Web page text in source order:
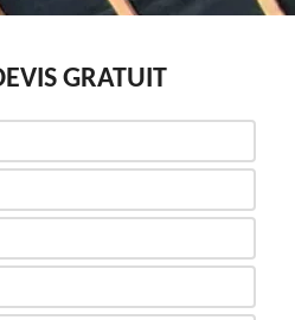
GRATUIT